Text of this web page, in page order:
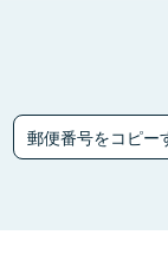
郵便番号をコピー